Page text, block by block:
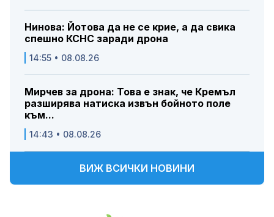
Нинова: Йотова да не се крие, а да свика
спешно КСНС заради дрона
14:55 • 08.08.26
Мирчев за дрона: Това е знак, че Кремъл
разширява натиска извън бойното поле
към...
14:43 • 08.08.26
ВИЖ ВСИЧКИ НОВИНИ